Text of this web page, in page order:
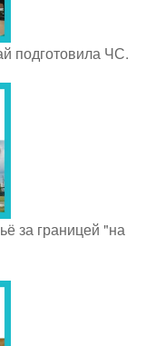
подготовила ЧС.
за границей "на